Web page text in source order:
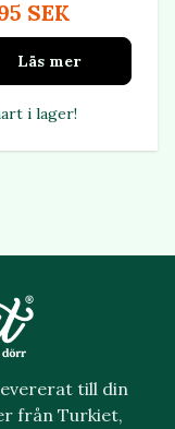
SEK
Läs mer
i lager!
till din
från Turkiet,